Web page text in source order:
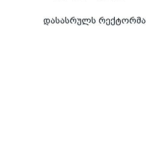
დასასრულს რექტორმა